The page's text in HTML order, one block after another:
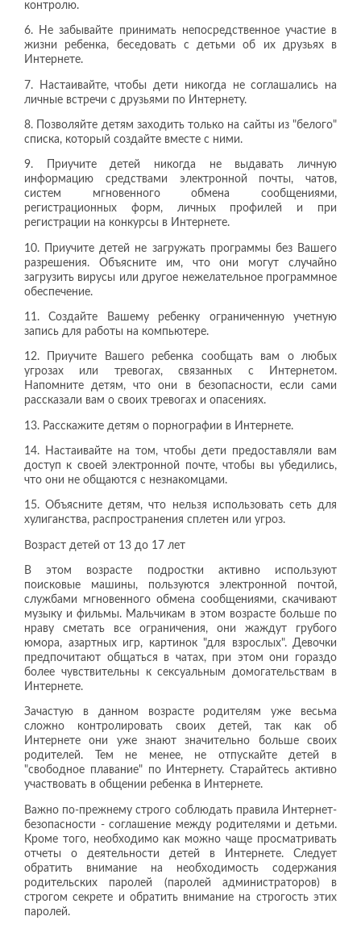
контролю.
6. Не забывайте принимать непосредственное участие в
жизни ребенка, беседовать с детьми об их друзьях в
Интернете.
7. Настаивайте, чтобы дети никогда не соглашались на
личные встречи с друзьями по Интернету.
8. Позволяйте детям заходить только на сайты из "белого"
списка, который создайте вместе с ними.
9. Приучите детей никогда не выдавать личную
информацию средствами электронной почты, чатов,
систем мгновенного обмена сообщениями,
регистрационных форм, личных профилей и при
регистрации на конкурсы в Интернете.
10. Приучите детей не загружать программы без Вашего
разрешения. Объясните им, что они могут случайно
загрузить вирусы или другое нежелательное программное
обеспечение.
11. Создайте Вашему ребенку ограниченную учетную
запись для работы на компьютере.
12. Приучите Вашего ребенка сообщать вам о любых
угрозах или тревогах, связанных с Интернетом.
Напомните детям, что они в безопасности, если сами
рассказали вам о своих тревогах и опасениях.
13. Расскажите детям о порнографии в Интернете.
14. Настаивайте на том, чтобы дети предоставляли вам
доступ к своей электронной почте, чтобы вы убедились,
что они не общаются с незнакомцами.
15. Объясните детям, что нельзя использовать сеть для
хулиганства, распространения сплетен или угроз.
Возраст детей от 13 до 17 лет
В этом возрасте подростки активно используют
поисковые машины, пользуются электронной почтой,
службами мгновенного обмена сообщениями, скачивают
музыку и фильмы. Мальчикам в этом возрасте больше по
нраву сметать все ограничения, они жаждут грубого
юмора, азартных игр, картинок "для взрослых". Девочки
предпочитают общаться в чатах, при этом они гораздо
более чувствительны к сексуальным домогательствам в
Интернете.
Зачастую в данном возрасте родителям уже весьма
сложно контролировать своих детей, так как об
Интернете они уже знают значительно больше своих
родителей. Тем не менее, не отпускайте детей в
"свободное плавание" по Интернету. Старайтесь активно
участвовать в общении ребенка в Интернете.
Важно по-прежнему строго соблюдать правила Интернет-
безопасности - соглашение между родителями и детьми.
Кроме того, необходимо как можно чаще просматривать
отчеты о деятельности детей в Интернете. Следует
обратить внимание на необходимость содержания
родительских паролей (паролей администраторов) в
строгом секрете и обратить внимание на строгость этих
паролей.